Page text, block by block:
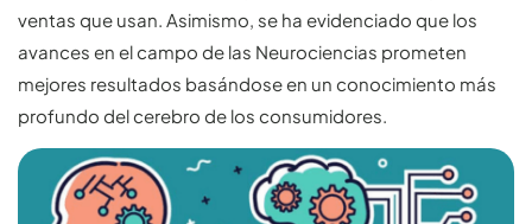
ventas que usan. Asimismo, se ha evidenciado que los
avances en el campo de las Neurociencias prometen
mejores resultados basándose en un conocimiento más
profundo del cerebro de los consumidores.